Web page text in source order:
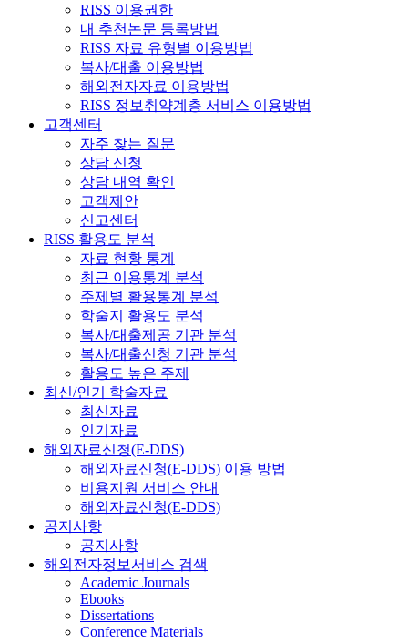
RISS 이용권한
내 추천논문 등록방법
RISS 자료 유형별 이용방법
복사/대출 이용방법
해외전자자료 이용방법
RISS 정보취약계층 서비스 이용방법
고객센터
자주 찾는 질문
상담 신청
상담 내역 확인
고객제안
신고센터
RISS 활용도 분석
자료 현황 통계
최근 이용통계 분석
주제별 활용통계 분석
학술지 활용도 분석
복사/대출제공 기관 분석
복사/대출신청 기관 분석
활용도 높은 주제
최신/인기 학술자료
최신자료
인기자료
해외자료신청(E-DDS)
해외자료신청(E-DDS) 이용 방법
비용지원 서비스 안내
해외자료신청(E-DDS)
공지사항
공지사항
해외전자정보서비스 검색
Academic Journals
Ebooks
Dissertations
Conference Materials